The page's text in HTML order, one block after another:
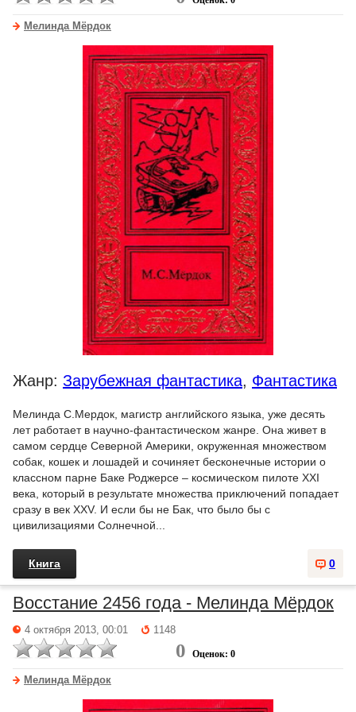
Мелинда Мёрдок
Жанр: Зарубежная фантастика, Фантастика
Мелинда С.Мердок, магистр английского языка, уже десять
лет работает в научно-фантастическом жанре. Она живет в
самом сердце Северной Америки, окруженная множеством
собак, кошек и лошадей и сочиняет бесконечные истории о
классном парне Баке Роджерсе – космическом пилоте XXI
века, который в результате множества приключений попадает
сразу в век XXV. И если бы не Бак, что было бы с
цивилизациями Солнечной...
0
Книга
Восстание 2456 года - Мелинда Мёрдок
4 октября 2013, 00:01 1148
0 Оценок: 0
Мелинда Мёрдок